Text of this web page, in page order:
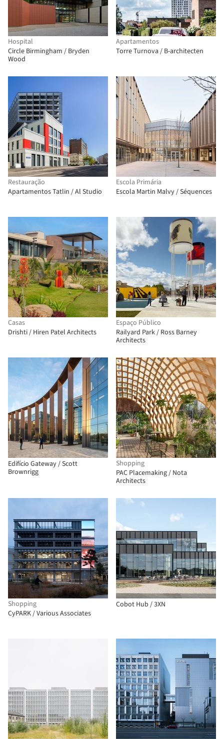
Hospital
Circle Birmingham / Bryden
Wood
Apartamentos
Torre Turnova / B-architecten
Restauração
Apartamentos Tatlin / Al Studio
Escola Primária
Escola Martin Malvy / Séquences
Casas
Drishti / Hiren Patel Architects
Espaço Público
Railyard Park / Ross Barney
Architects
Edifício Gateway / Scott
Brownrigg
Shopping
PAC Placemaking / Nota
Architects
Shopping
CyPARK / Various Associates
Cobot Hub / 3XN